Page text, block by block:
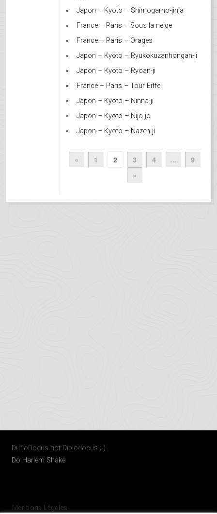
Japon – Kyoto – Shimogamo-jinja
France – Paris – Sous la neige
France – Paris – Orages
Japon – Kyoto – Ryukokuzanhongan-ji
Japon – Kyoto – Ryoan-ji
France – Paris – Tour Eiffel
Japon – Kyoto – Ninna-ji
Japon – Kyoto – Nijo-jo
Japon – Kyoto – Nazen-ji
« 1 2 3 4 …
9
»
DufloDocus not Diplodocus ;-)
Do Harlem Shake
Mentions Légales